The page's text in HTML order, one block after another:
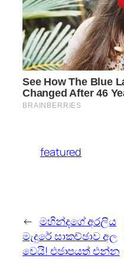
featured
← මහින්දගේ අරලිය
මැදුරේ සාකච්ඡාව අල
වෙයි! එජාපයත් එන්න